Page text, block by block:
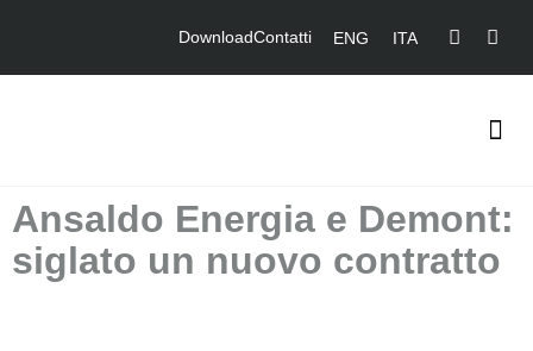
DownloadContatti ENG ITA
Ansaldo Energia e Demont:
siglato un nuovo contratto